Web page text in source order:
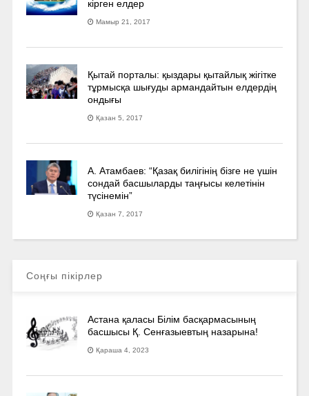
кірген елдер
Мамыр 21, 2017
Қытай порталы: қыздары қытайлық жігітке
тұрмысқа шығуды армандайтын елдердің
ондығы
Қазан 5, 2017
А. Атамбаев: “Қазақ билігінің бізге не үшін
сондай басшыларды таңғысы келетінін
түсінемін”
Қазан 7, 2017
Соңғы пікірлер
Астана қаласы Білім басқармасының
басшысы Қ. Сенғазыевтың назарына!
Қараша 4, 2023